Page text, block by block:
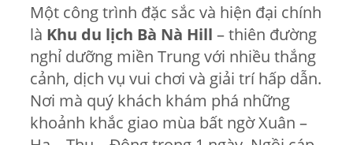
Một công trình đặc sắc và hiện đại chính
là Khu du lịch Bà Nà Hill – thiên đường
nghỉ dưỡng miền Trung với nhiều thắng
cảnh, dịch vụ vui chơi và giải trí hấp dẫn.
Nơi mà quý khách khám phá những
khoảnh khắc giao mùa bất ngờ Xuân –